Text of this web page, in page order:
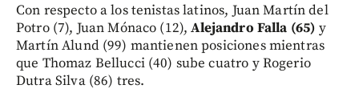
Con respecto a los tenistas latinos, Juan Martín del
Potro (7), Juan Mónaco (12),Alejandro Falla (65) y
Martín Alund (99) mantienen posiciones mientras
que Thomaz Bellucci (40) sube cuatro y Rogerio
Dutra Silva (86) tres.